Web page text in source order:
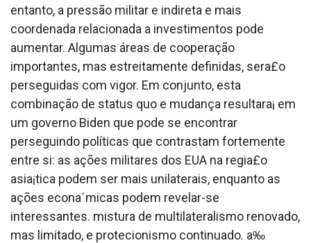
entanto, a pressão militar e indireta e mais
coordenada relacionada a investimentos pode
aumentar. Algumas áreas de cooperação
importantes, mas estreitamente definidas, sera£o
perseguidas com vigor. Em conjunto, esta
combinação de status quo e mudança resultara¡ em
um governo Biden que pode se encontrar
perseguindo políticas que contrastam fortemente
entre si: as ações militares dos EUA na regia£o
asia¡tica podem ser mais unilaterais, enquanto as
ações econa´micas podem revelar-se
interessantes. mistura de multilateralismo renovado,
mas limitado, e protecionismo continuado. a‰